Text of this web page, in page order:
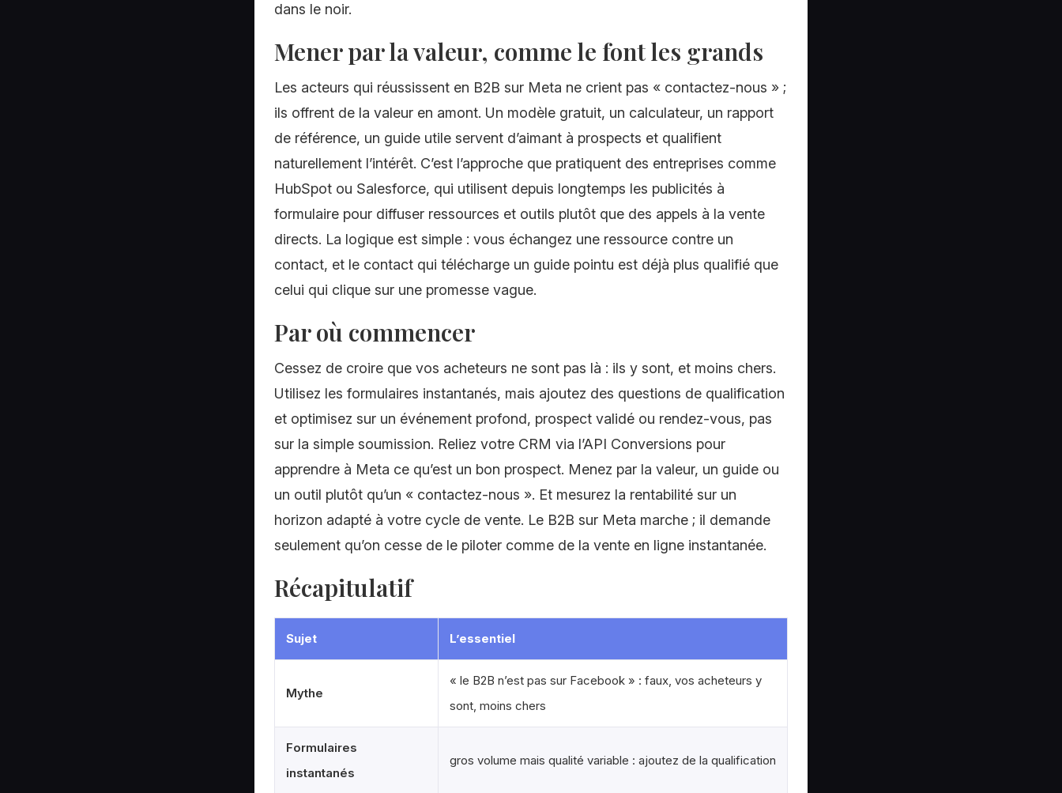
dans le noir.
Mener par la valeur, comme le font les grands
Les acteurs qui réussissent en B2B sur Meta ne crient pas « contactez-nous » ;
ils offrent de la valeur en amont. Un modèle gratuit, un calculateur, un rapport
de référence, un guide utile servent d’aimant à prospects et qualifient
naturellement l’intérêt. C’est l’approche que pratiquent des entreprises comme
HubSpot ou Salesforce, qui utilisent depuis longtemps les publicités à
formulaire pour diffuser ressources et outils plutôt que des appels à la vente
directs. La logique est simple : vous échangez une ressource contre un
contact, et le contact qui télécharge un guide pointu est déjà plus qualifié que
celui qui clique sur une promesse vague.
Par où commencer
Cessez de croire que vos acheteurs ne sont pas là : ils y sont, et moins chers.
Utilisez les formulaires instantanés, mais ajoutez des questions de qualification
et optimisez sur un événement profond, prospect validé ou rendez-vous, pas
sur la simple soumission. Reliez votre CRM via l’API Conversions pour
apprendre à Meta ce qu’est un bon prospect. Menez par la valeur, un guide ou
un outil plutôt qu’un « contactez-nous ». Et mesurez la rentabilité sur un
horizon adapté à votre cycle de vente. Le B2B sur Meta marche ; il demande
seulement qu’on cesse de le piloter comme de la vente en ligne instantanée.
Récapitulatif
Sujet L’essentiel
Mythe
« le B2B n’est pas sur Facebook » : faux, vos acheteurs y
sont, moins chers
Formulaires
instantanés
gros volume mais qualité variable : ajoutez de la qualification